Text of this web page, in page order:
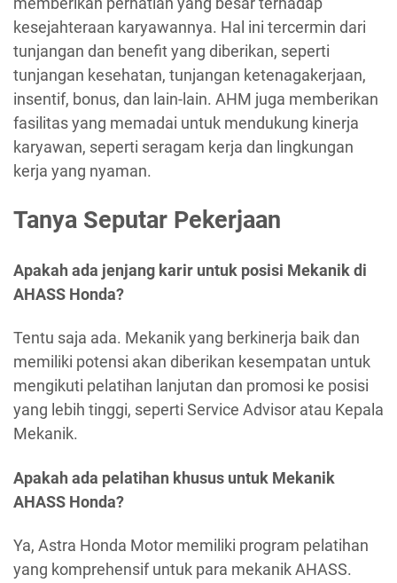
kesejahteraan karyawannya. Hal ini tercermin dari
tunjangan dan benefit yang diberikan, seperti
tunjangan kesehatan, tunjangan ketenagakerjaan,
insentif, bonus, dan lain-lain. AHM juga memberikan
fasilitas yang memadai untuk mendukung kinerja
karyawan, seperti seragam kerja dan lingkungan
kerja yang nyaman.
Tanya Seputar Pekerjaan
Apakah ada jenjang karir untuk posisi Mekanik di
AHASS Honda?
Tentu saja ada. Mekanik yang berkinerja baik dan
memiliki potensi akan diberikan kesempatan untuk
mengikuti pelatihan lanjutan dan promosi ke posisi
yang lebih tinggi, seperti Service Advisor atau Kepala
Mekanik.
Apakah ada pelatihan khusus untuk Mekanik
AHASS Honda?
Ya, Astra Honda Motor memiliki program pelatihan
yang komprehensif untuk para mekanik AHASS.